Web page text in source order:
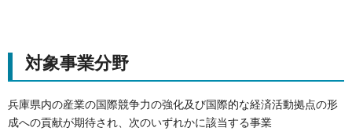
対象事業分野
兵庫県内の産業の国際競争力の強化及び国際的な経済活動拠点の形
成への貢献が期待され、次のいずれかに該当する事業